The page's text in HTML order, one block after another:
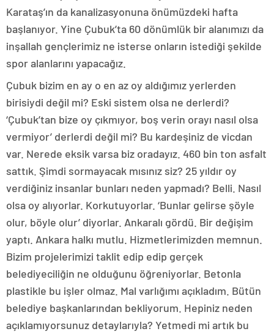
Karataş’ın da kanalizasyonuna önümüzdeki hafta
başlanıyor. Yine Çubuk’ta 60 dönümlük bir alanımızı da
inşallah gençlerimiz ne isterse onların istediği şekilde
spor alanlarını yapacağız.
Çubuk bizim en ay o en az oy aldığımız yerlerden
birisiydi değil mi? Eski sistem olsa ne derlerdi?
‘Çubuk’tan bize oy çıkmıyor, boş verin orayı nasıl olsa
vermiyor’ derlerdi değil mi? Bu kardeşiniz de vicdan
var. Nerede eksik varsa biz oradayız. 460 bin ton asfalt
sattık. Şimdi sormayacak mısınız siz? 25 yıldır oy
verdiğiniz insanlar bunları neden yapmadı? Belli. Nasıl
olsa oy alıyorlar. Korkutuyorlar. ‘Bunlar gelirse şöyle
olur, böyle olur’ diyorlar. Ankaralı gördü. Bir değişim
yaptı. Ankara halkı mutlu. Hizmetlerimizden memnun.
Bizim projelerimizi taklit edip edip gerçek
belediyeciliğin ne olduğunu öğreniyorlar. Betonla
plastikle bu işler olmaz. Mal varlığımı açıkladım. Bütün
belediye başkanlarından bekliyorum. Hepiniz neden
açıklamıyorsunuz detaylarıyla? Yetmedi mi artık bu